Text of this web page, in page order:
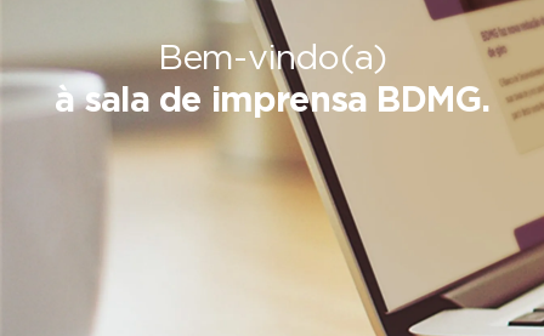
Bem-vindo(a)
à sala de imprensa BDMG.